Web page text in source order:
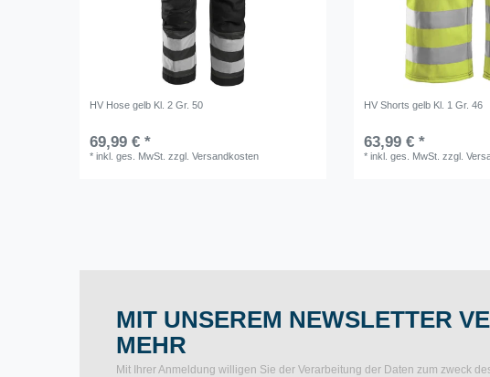
HV Hose gelb Kl. 2 Gr. 50
69,99 € *
*inkl. ges. MwSt. zzgl.Versandkosten
HV Shorts gelb Kl. 1 Gr. 46
63,99 € *
*inkl. ges. MwSt. zzgl.
MIT UNSEREM NEWSLETTER
MEHR
Mit Ihrer Anmeldung willigen Sie der Verarbeitung der Daten zum zweck